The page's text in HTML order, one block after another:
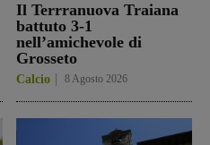
Il Terrranuova Traiana
battuto 3-1
nell’amichevole di
Grosseto
Calcio 8 Agosto 2026